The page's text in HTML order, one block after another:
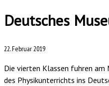
Deutsches
22. Februar 2019
Die vierten Klassen fuhren am
des Physikunterrichts ins